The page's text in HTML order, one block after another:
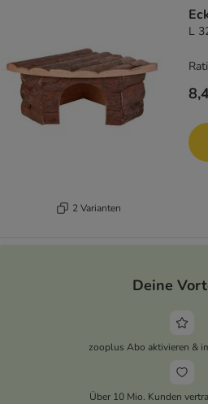
2 Varianten
L
Deine
zooplus Abo aktivieren &
Über 10 Mio. Kunden